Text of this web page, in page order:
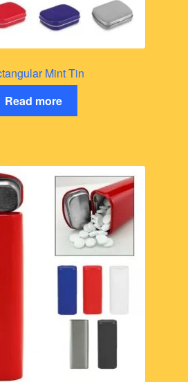
Mint Tin
Read more